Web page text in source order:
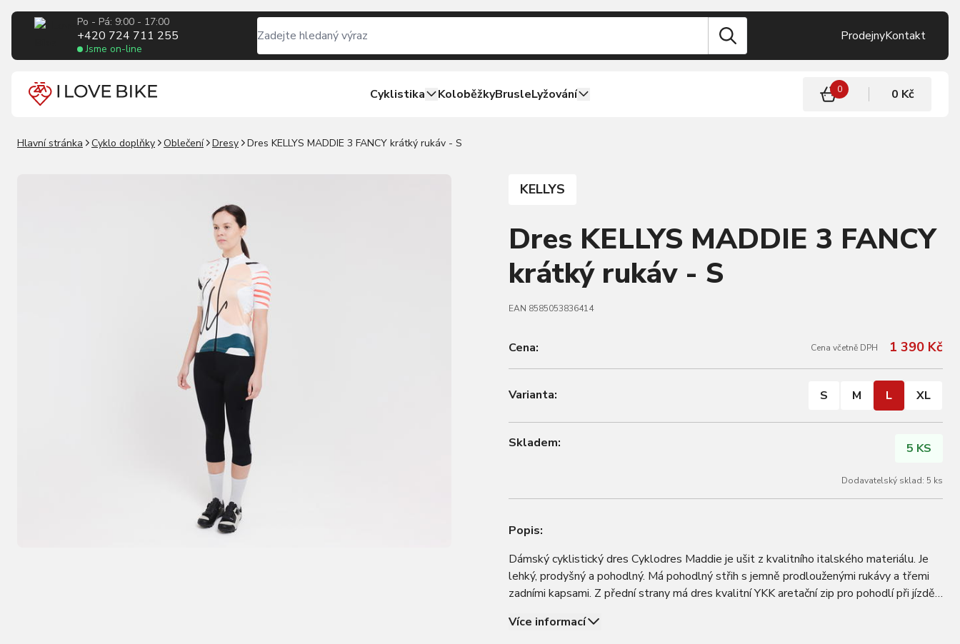
Po - Pá: 9:00 - 17:00
+420 724 711 255
Jsme on-line
ProdejnyKontakt
Cyklistika KoloběžkyBrusleLyžování 0 0 Kč
Hlavní stránka Cyklo doplňky Oblečení Dresy Dres KELLYS MADDIE 3 FANCY krátký rukáv - S
KELLYS
Dres KELLYS MADDIE 3 FANCY
krátký rukáv - S
EAN 8585053836414
Cena: Cena včetně DPH 1 390 Kč
Varianta: S M L XL
Skladem: 5 KS
Dodavatelský sklad: 5 ks
Popis:
Dámský cyklistický dres Cyklodres Maddie je ušit z kvalitního italského materiálu. Je
lehký, prodyšný a pohodlný. Má pohodlný střih s jemně prodlouženými rukávy a třemi
zadními kapsami. Z přední strany má dres kvalitní YKK aretační zip pro pohodlí při jízdě
Více informací